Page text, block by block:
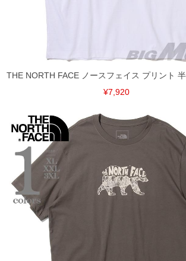
ワイシャツは商品の性質上、返品交換不可とさせ
THE NORTH FACE ノースフェイス プリント
¥7,920